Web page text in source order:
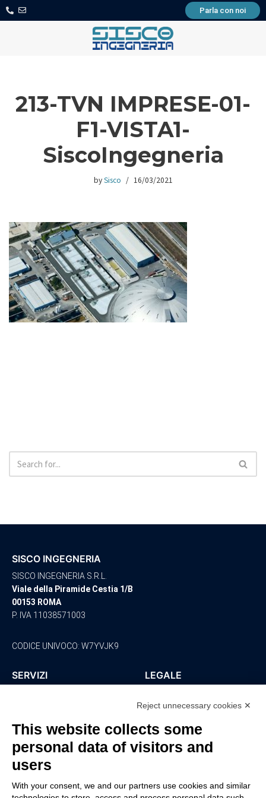
Parla con noi
213-TVN IMPRESE-01-
F1-VISTA1-
SiscoIngegneria
bySisco 16/03/2021
SISCO INGEGNERIA
SISCO INGEGNERIA S.R.L.
Viale della Piramide Cestia 1/B
00153 ROMA
P. IVA 11038571003
CODICE UNIVOCO: W7YVJK9
SERVIZI
Sicurezza
Consulenza
Impianti
LEGALE
CONTATTI
Reject unnecessary cookies ✕
This website collects some
personal data of visitors and
users
With your consent, we and our partners use cookies and similar